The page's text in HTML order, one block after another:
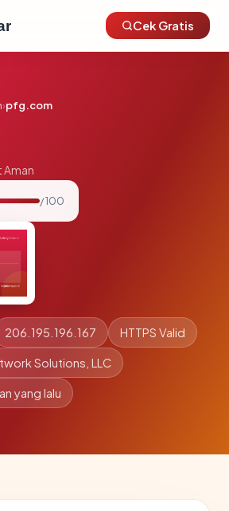
Cek Gratis
›pfg.com
Aman
/ 100
206.195.196.167 HTTPS Valid
Solutions, LLC
yang lalu